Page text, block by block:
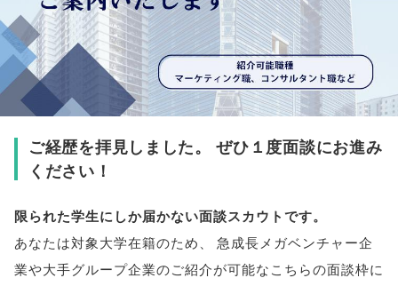
ご経歴を拝見しました。
ぜひ１度面談にお進み
ください！
限られた学生にしか届かない面談スカウトです。
あなたは対象大学在籍のため
急成長メガベンチャー企
業や大手グループ企業のご紹介が可能なこちらの面談枠に